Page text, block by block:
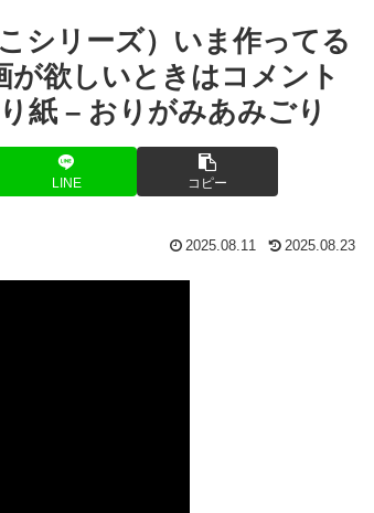
シリーズ）いま作ってる
欲しいときはコメント
紙 – おりがみあみごり
LINE コピー
2025.08.11 2025.08.23